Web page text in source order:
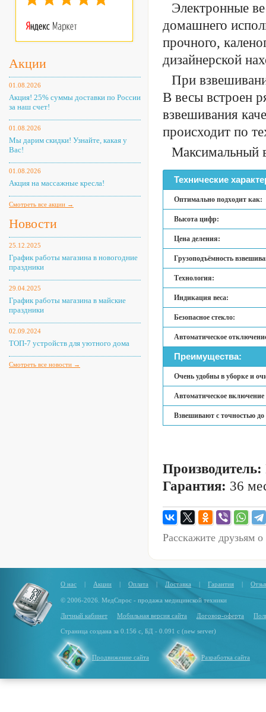
Акции
01.08.2026
Акция! 25% суммы доставки по России
за наш счет!
01.08.2026
Мы дарим скидки! Узнайте, какая у
Вас!
01.08.2026
Акция на массажные кресла!
Смотреть все акции →
Новости
25.12.2025
График работы магазина в новогодние
праздники
29.04.2025
График работы магазина в майские
праздники
02.09.2024
ТОП-7 устройств для уютного дома
Смотреть все новости →
Электронные
домашнего
прочного,
дизайнерской
При
В весы встроен
взвешивания
происходит по
Максимальный
Технические
Оптимально подходит как:
Высота цифр:
Цена деления:
Грузоподъёмность
Технология:
Индикация веса:
Безопасное стекло:
Автоматическое
Преимущества:
Очень удобны в уборке и
Автоматическое
Взвешивают с точностью до
Производитель:
Гарантия: 36
Расскажите друзьям
О нас | Акции | Оплата | Доставка | Гарантия |
© 2006-2026. МедСпрос - продажа медицинской техники
Личный кабинет Мобильная версия сайта Договор-оферта
Страница создана за 0.156 с, БД - 0.091 с (new server)
Продвижение сайта Разработка сайта